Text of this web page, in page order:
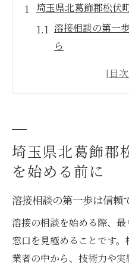
埼玉県北葛飾郡松伏
溶接相談の第一
ら
松伏町で溶接の
礎知識
松伏町で溶接相
説
溶接に悩んだら松伏
松伏町で溶接の
法
溶接相談時に押
埼玉県北葛飾郡
を始める前に
溶接相談の第一歩は信頼
溶接の相談を始める際、
窓口を見極めることです
業者の中から、技術力や